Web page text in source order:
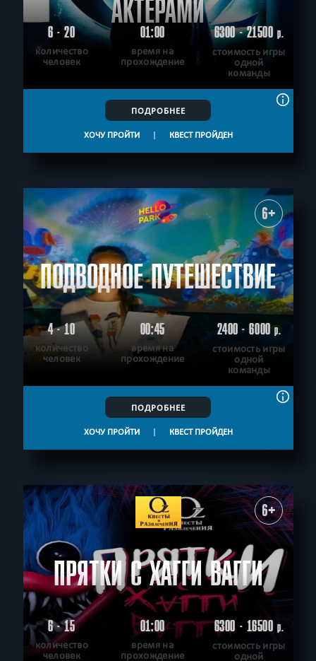
АКТЁРАМИ
6 - 20
количество
человек
01:00
время на
прохождение
6300 - 21500р.
стоимость игры
одной
команды
ПОДРОБНЕЕ
ХОЧУ ПРОЙТИ | КВЕСТ ПРОЙДЕН
6+
ПОДВОДНОЕ ПУТЕШЕСТВИЕ
4 - 10
количество
человек
00:45
время на
прохождение
2400 - 6000р.
стоимость игры
одной
команды
ПОДРОБНЕЕ
ХОЧУ ПРОЙТИ | КВЕСТ ПРОЙДЕН
6+
ПРЯТКИ С ХАГГИ ВАГГИ
6 - 15
количество
человек
01:00
время на
прохождение
6300 - 16500р.
стоимость игры
одной